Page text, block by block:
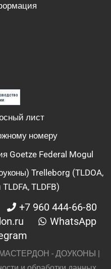
лист
номеру
Goetze Federal Mogul
Trelleborg (TLDOA,
TLDFB)
+7 960 444-66-80
WhatsApp
- ДОУКОНЫ |